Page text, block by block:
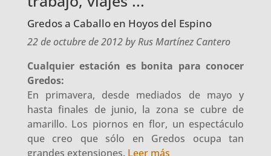
Gredos a Caballo en Hoyos del Espino
22 de octubre de 2012 by Rus Martínez Cantero
Cualquier estación es bonita para conocer
Gredos:
En primavera, desde mediados de mayo y
hasta finales de junio, la zona se cubre de
amarillo. Los piornos en flor, un espectáculo
que creo que sólo en Gredos ocupa tan
grandes extensiones. Leer más